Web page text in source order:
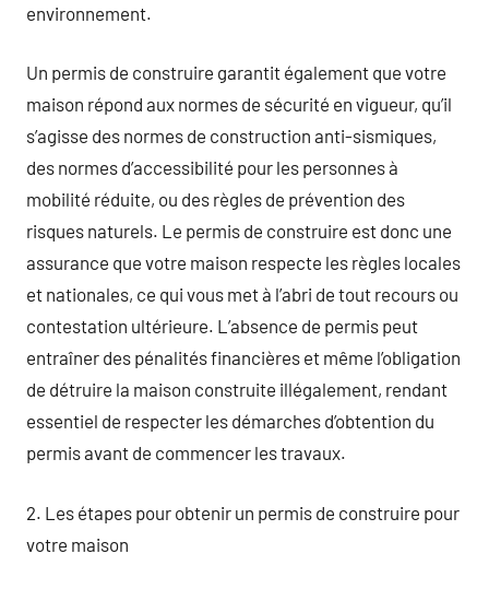
environnement.
Un permis de construire garantit également que votre
maison répond aux normes de sécurité en vigueur, qu’il
s’agisse des normes de construction anti-sismiques,
des normes d’accessibilité pour les personnes à
mobilité réduite, ou des règles de prévention des
risques naturels. Le permis de construire est donc une
assurance que votre maison respecte les règles locales
et nationales, ce qui vous met à l’abri de tout recours ou
contestation ultérieure. L’absence de permis peut
entraîner des pénalités financières et même l’obligation
de détruire la maison construite illégalement, rendant
essentiel de respecter les démarches d’obtention du
permis avant de commencer les travaux.
2. Les étapes pour obtenir un permis de construire pour
votre maison